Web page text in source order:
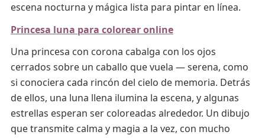
escena nocturna y mágica lista para pintar en línea.
Princesa luna para colorear online
Una princesa con corona cabalga con los ojos
cerrados sobre un caballo que vuela — serena, como
si conociera cada rincón del cielo de memoria. Detrás
de ellos, una luna llena ilumina la escena, y algunas
estrellas esperan ser coloreadas alrededor. Un dibujo
que transmite calma y magia a la vez, con mucho